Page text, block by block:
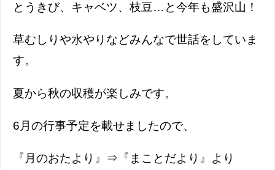
とうきび、キャベツ、枝豆…と今年も盛沢山！
草むしりや水やりなどみんなで世話をしていま
す。
夏から秋の収穫が楽しみです。
6月の行事予定を載せましたので、
『月のおたより』⇒『まことだより』より